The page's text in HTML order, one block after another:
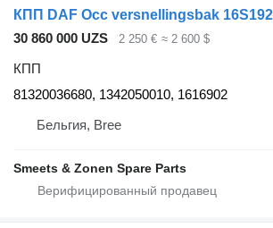
30 860 000 UZS 2 250 € ≈ 2 600 $
КПП
81320036680, 1342050010, 1616902
Бельгия, Bree
Smeets & Zonen Spare Parts